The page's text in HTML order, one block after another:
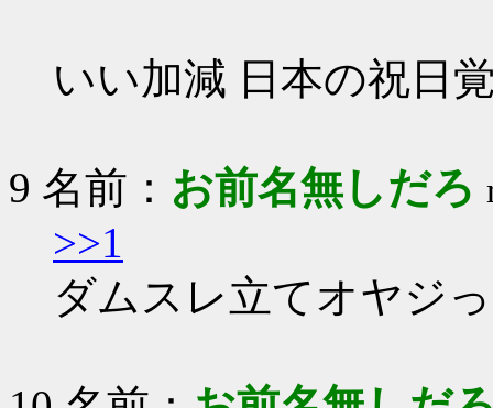
いい加減 日本の祝日
9 名前： お前名無しだろ
>>1
ダムスレ立てオヤジ